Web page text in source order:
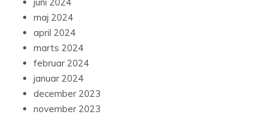
maj 2024
april 2024
marts 2024
februar 2024
januar 2024
december 2023
november 2023